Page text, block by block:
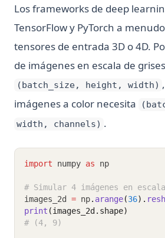
Los frameworks de deep
TensorFlow y PyTorch a
tensores de entrada 3D o 4D.
de imágenes en escala de
(batch_size, height, width)
imágenes a color necesita
width, channels) .
import numpy as np
# Simular 4 imágenes en
images_2d = np. arange(36).
print (images_2d.shape)
# (4, 9)